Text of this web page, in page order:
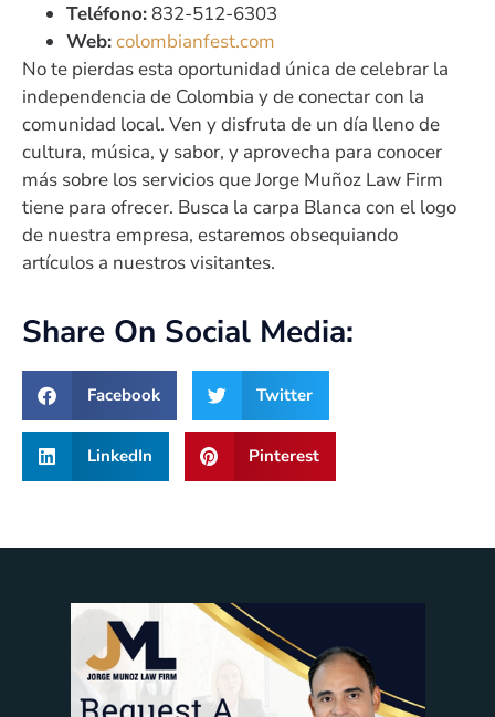
Teléfono:832-512-6303
Web:colombianfest.com
No te pierdas esta oportunidad única de celebrar la
independencia de Colombia y de conectar con la
comunidad local. Ven y disfruta de un día lleno de
cultura, música, y sabor, y aprovecha para conocer
más sobre los servicios que Jorge Muñoz Law Firm
tiene para ofrecer. Busca la carpa Blanca con el logo
de nuestra empresa, estaremos obsequiando
artículos a nuestros visitantes.
Share On Social Media:
Facebook Twitter
LinkedIn Pinterest